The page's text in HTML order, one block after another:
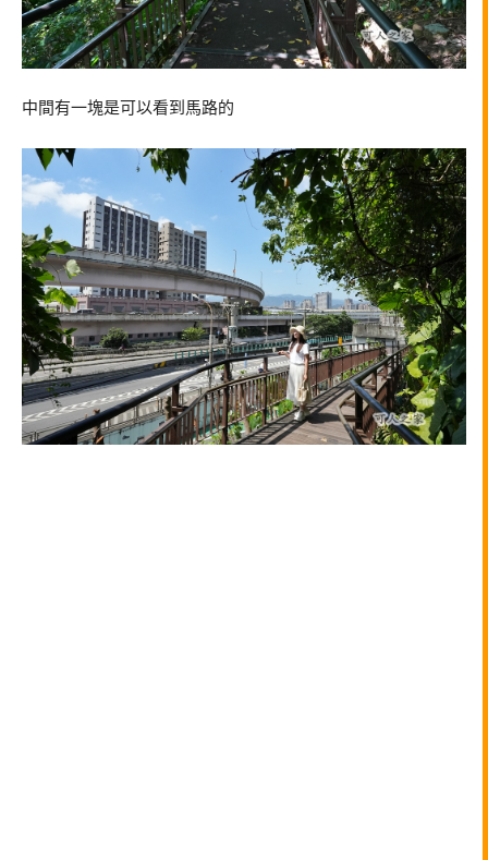
中間有一塊是可以看到馬路的